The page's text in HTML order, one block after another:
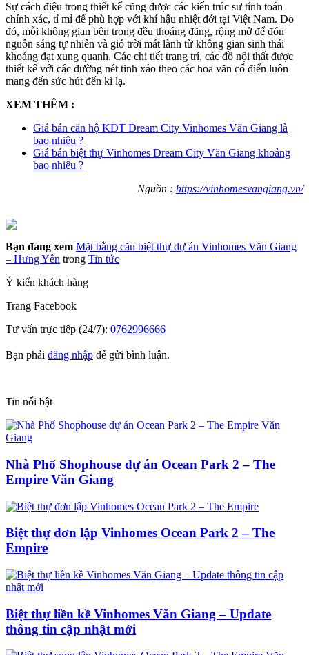
Sự cách điệu trong thiết kế cũng được các kiến trúc sư tính toán
chính xác, tỉ mỉ để phù hợp với khí hậu nhiệt đới tại Việt Nam. Do
đó, mỗi không gian bên trong đều thoáng đãng, rộng mở để đón
nguồn sáng tự nhiên và gió trời mát lành từ không gian sinh thái
khoáng đạt xung quanh. Các chi tiết trang trí, các đồ nội thất được
thiết kế với các đường nét tinh xảo theo các hoa văn cổ điển luôn
mang đến sức hút đến kì lạ.
XEM THÊM :
Giá bán căn hộ KĐT Dream City Vinhomes Văn Giang là
bao nhiêu ?
Giá bán biệt thự Vinhomes Dream City Văn Giang khoảng
bao nhiêu ?
Nguồn : https://vinhomesvangiang.vn/
Bạn đang xem Mặt bằng căn biệt thự dự án Vinhomes Văn Giang
– Hưng Yên trong Tin tức
Ý kiến khách hàng
Trang Facebook
Tư vấn trực tiếp (24/7): 0762996666
Bạn phải đăng nhập để gửi bình luận.
Tin nổi bật
Nhà Phố Shophouse dự án Ocean Park 2 – The
Empire Văn Giang
Biệt thự đơn lập Vinhomes Ocean Park 2 – The
Empire
Biệt thự liền kề Vinhomes Văn Giang – Update
thông tin cập nhật mới